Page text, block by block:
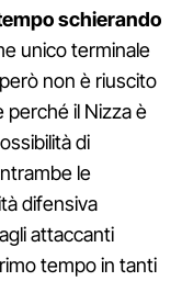
schierando
unico terminale
non è riuscito
perché il Nizza è
di
le
difensiva
attaccanti
tempo in tanti